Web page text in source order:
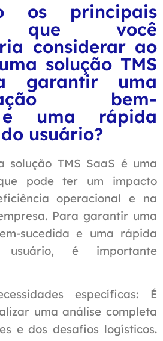
os principais
que você
considerar ao
solução TMS
garantir uma
bem-
e uma rápida
usuário?
solução TMS SaaS é uma
pode ter um impacto
operacional e na
Para garantir uma
sucedida e uma rápida
é importante
específicas: É
uma análise completa
e dos desafios logísticos.